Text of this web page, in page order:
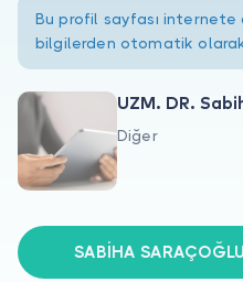
Hakkımızda
Doktorlar için
Bu profil sayfası internete
bilgilerden otomatik
UZM. DR.
Diğer
SABİHA